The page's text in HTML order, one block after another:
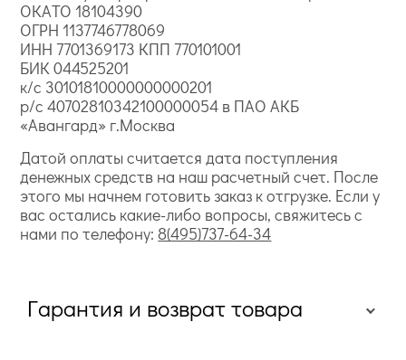
ОКАТО 18104390
ОГРН 1137746778069
ИНН 7701369173 КПП 770101001
БИК 044525201
к/с 30101810000000000201
р/с 40702810342100000054 в ПАО АКБ
«Авангард» г.Москва
Датой оплаты считается дата поступления
денежных средств на наш расчетный счет. После
этого мы начнем готовить заказ к отгрузке. Если у
вас остались какие-либо вопросы, свяжитесь с
нами по телефону: 8(495)737-64-34
Гарантия и возврат товара